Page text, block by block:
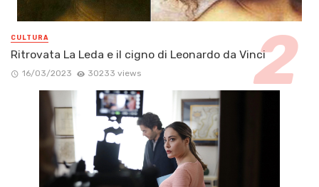
CULTURA
Ritrovata La Leda e il cigno di Leonardo da Vinci
16/03/2023 30233 views